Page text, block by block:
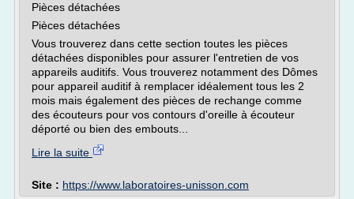
Pièces détachées
Pièces détachées
Vous trouverez dans cette section toutes les pièces
détachées disponibles pour assurer l'entretien de vos
appareils auditifs. Vous trouverez notamment des Dômes
pour appareil auditif à remplacer idéalement tous les 2
mois mais également des pièces de rechange comme
des écouteurs pour vos contours d'oreille à écouteur
déporté ou bien des embouts...
Lire la suite
Site : https://www.laboratoires-unisson.com